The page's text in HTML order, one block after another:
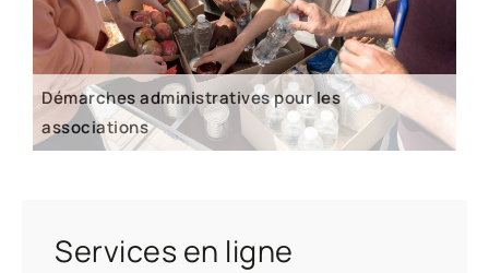
Démarches administratives pour les
associations
Services en ligne